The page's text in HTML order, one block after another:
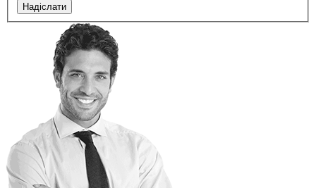
Надіслати